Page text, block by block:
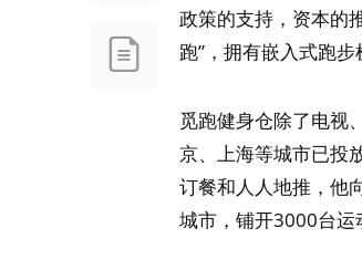
政策的支持，资本的
跑”，拥有嵌入式跑步
觅跑健身仓除了电视
京、上海等城市已投
订餐和人人地推，他
城市，铺开3000台运